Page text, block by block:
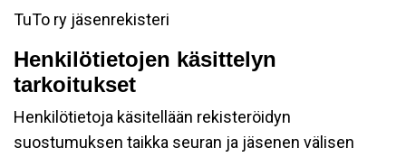
TuTo ry jäsenrekisteri
Henkilötietojen käsittelyn
tarkoitukset
Henkilötietoja käsitellään rekisteröidyn
suostumuksen taikka seuran ja jäsenen välisen